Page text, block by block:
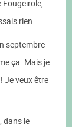
rien.
septembre
ça. Mais je
Je veux être
dans le